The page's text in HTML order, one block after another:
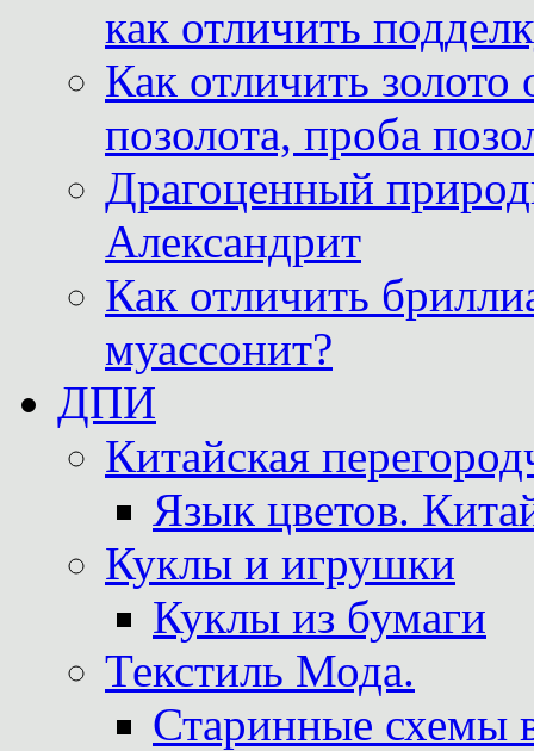
как отличить
Как отличить
позолота, проба
Драгоценный
Александрит
Как отличить
муассонит?
ДПИ
Китайская
Язык цветов.
Куклы и игрушки
Куклы из бумаги
Текстиль Мода.
Старинные схемы